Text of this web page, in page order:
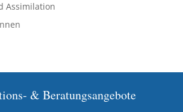
Assimilation
& Beratungsangebote